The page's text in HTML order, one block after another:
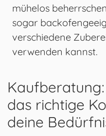
mühelos
sogar
verschiedene
verwenden kannst.
das richtige
deine